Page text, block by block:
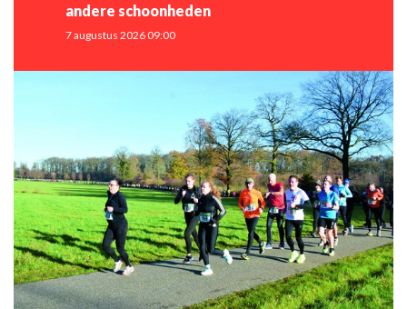
andere schoonheden
7 augustus 2026 09:00